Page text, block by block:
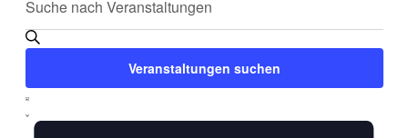
und
Ansichten,
Schlüsselwort
Suche
Schlüsselwort.
Veranstaltungen suchen
Veranstaltung
Ansichten-
Liste